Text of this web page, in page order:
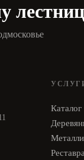
Каталог